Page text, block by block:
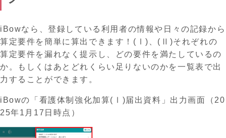
iBowなら、登録している利用者の情報や日々の記録から
算定要件を簡単に算出できます！(Ⅰ)、(Ⅱ)それぞれの
算定要件を漏れなく提示し、どの要件を満たしているの
か。もしくはあとどれくらい足りないのかを一覧表で出
力することができます。
iBowの「看護体制強化加算(Ⅰ)届出資料」出力画面（20
25年1月17日時点）